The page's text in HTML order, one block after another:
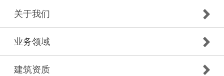
关于我们
业务领域
建筑资质